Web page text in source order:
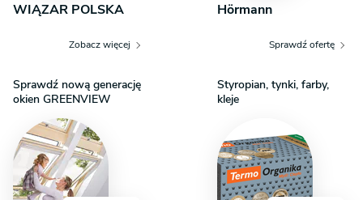
WIĄZAR POLSKA
Zobacz więcej
Hörmann
Sprawdź ofertę
Sprawdź nową generację
okien GREENVIEW
Styropian, tynki, farby,
kleje